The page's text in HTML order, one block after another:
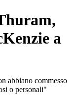
a
abbiano commesso
o personali"